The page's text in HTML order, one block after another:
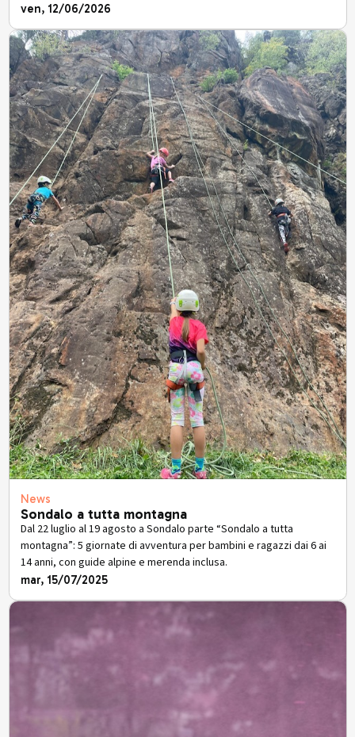
ven, 12/06/2026
News
Sondalo a tutta montagna
Dal 22 luglio al 19 agosto a Sondalo parte “Sondalo a tutta
montagna”: 5 giornate di avventura per bambini e ragazzi dai 6 ai
14 anni, con guide alpine e merenda inclusa.
mar, 15/07/2025